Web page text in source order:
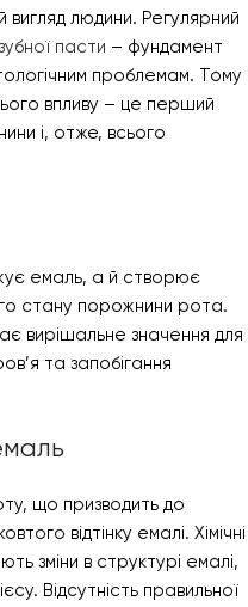
вигляд людини. Регулярний
пасти – фундамент
проблемам. Тому
впливу – це перший
і, отже, всього
емаль, а й створює
стану порожнини рота.
вирішальне значення для
та запобігання
що призводить до
відтінку емалі. Хімічні
зміни в структурі емалі,
Відсутність правильної